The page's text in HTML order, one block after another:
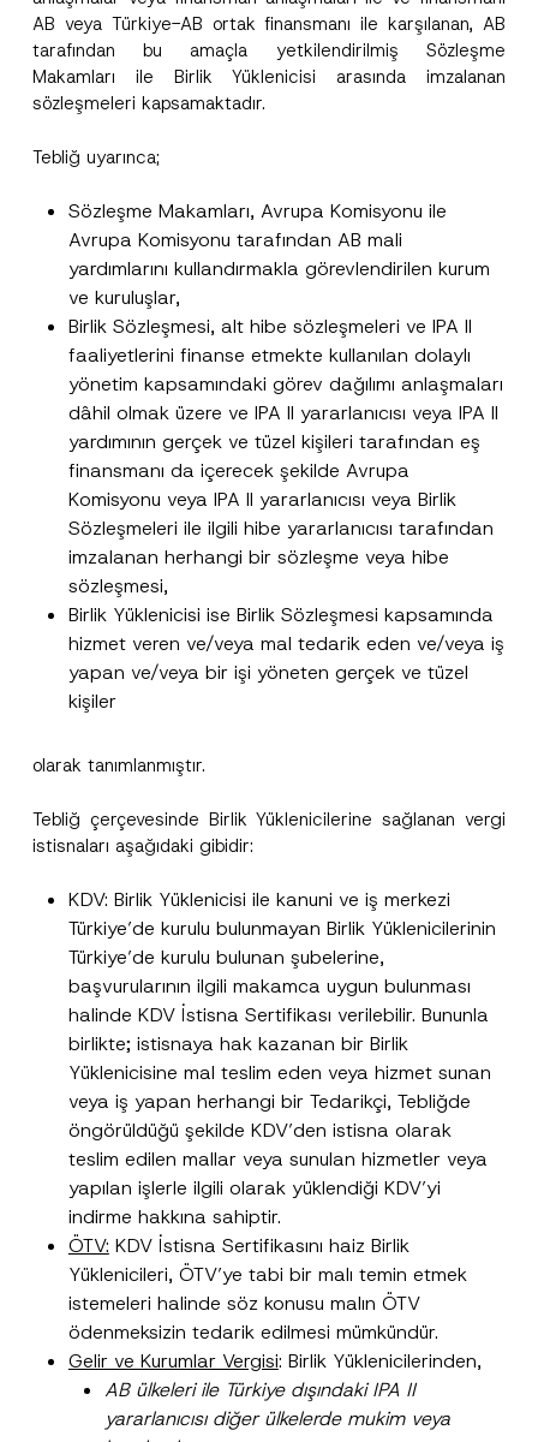
AB veya Türkiye-AB ortak finansmanı ile karşılanan, AB
tarafından bu amaçla yetkilendirilmiş Sözleşme
Makamları ile Birlik Yüklenicisi arasında imzalanan
sözleşmeleri kapsamaktadır.
Tebliğ uyarınca;
Sözleşme Makamları, Avrupa Komisyonu ile
Avrupa Komisyonu tarafından AB mali
yardımlarını kullandırmakla görevlendirilen kurum
ve kuruluşlar,
Birlik Sözleşmesi, alt hibe sözleşmeleri ve IPA II
faaliyetlerini finanse etmekte kullanılan dolaylı
yönetim kapsamındaki görev dağılımı anlaşmaları
dâhil olmak üzere ve IPA II yararlanıcısı veya IPA II
yardımının gerçek ve tüzel kişileri tarafından eş
finansmanı da içerecek şekilde Avrupa
Komisyonu veya IPA II yararlanıcısı veya Birlik
Sözleşmeleri ile ilgili hibe yararlanıcısı tarafından
imzalanan herhangi bir sözleşme veya hibe
sözleşmesi,
Birlik Yüklenicisi ise Birlik Sözleşmesi kapsamında
hizmet veren ve/veya mal tedarik eden ve/veya iş
yapan ve/veya bir işi yöneten gerçek ve tüzel
kişiler
olarak tanımlanmıştır.
Tebliğ çerçevesinde Birlik Yüklenicilerine sağlanan vergi
istisnaları aşağıdaki gibidir:
KDV: Birlik Yüklenicisi ile kanuni ve iş merkezi
Türkiye’de kurulu bulunmayan Birlik Yüklenicilerinin
Türkiye’de kurulu bulunan şubelerine,
başvurularının ilgili makamca uygun bulunması
halinde KDV İstisna Sertifikası verilebilir. Bununla
birlikte; istisnaya hak kazanan bir Birlik
Yüklenicisine mal teslim eden veya hizmet sunan
veya iş yapan herhangi bir Tedarikçi, Tebliğde
öngörüldüğü şekilde KDV’den istisna olarak
teslim edilen mallar veya sunulan hizmetler veya
yapılan işlerle ilgili olarak yüklendiği KDV’yi
indirme hakkına sahiptir.
ÖTV: KDV İstisna Sertifikasını haiz Birlik
Yüklenicileri, ÖTV’ye tabi bir malı temin etmek
istemeleri halinde söz konusu malın ÖTV
ödenmeksizin tedarik edilmesi mümkündür.
Gelir ve Kurumlar Vergisi: Birlik Yüklenicilerinden,
AB ülkeleri ile Türkiye dışındaki IPA II
yararlanıcısı diğer ülkelerde mukim veya
Soyad*
K
o
T
n
E
s
Firma
Pozisyon
E-Posta Adresi*